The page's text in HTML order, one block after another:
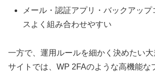
メール・認証アプリ・バックアップ
スよく組み合わせやすい
一方で、運用ルールを細かく決めたい
サイトでは、WP 2FAのような高機能な